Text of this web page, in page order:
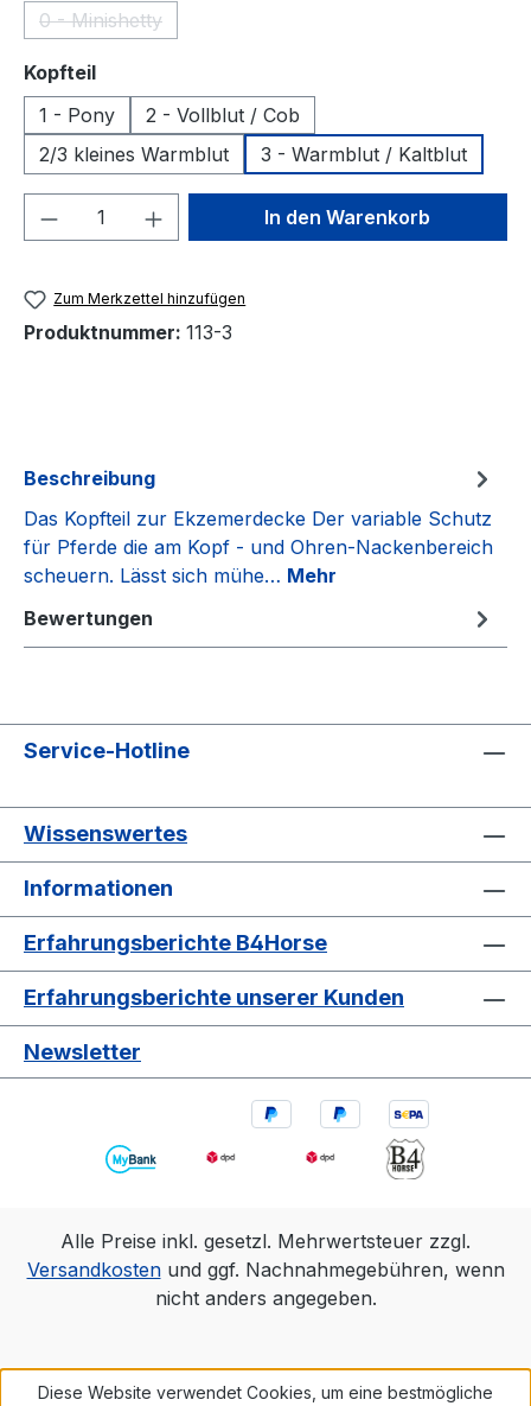
0 - Minishetty
(Diese Option ist zurzeit nicht verfügbar.)
Kopfteilauswählen
1 - Pony
2 - Vollblut / Cob
2/3 kleines Warmblut
3 - Warmblut / Kaltblut
Produkt Anzahl: Gib denIn den Warenkorb
Zum Merkzettel hinzufügen
Produktnummer: 113-3
Beschreibung
Das Kopfteil zur Ekzemerdecke Der variable Schutz
für Pferde die am Kopf - und Ohren-Nackenbereich
scheuern. Lässt sich mühe… Mehr
Bewertungen
Service-Hotline
Wissenswertes
Informationen
Erfahrungsberichte B4Horse
Erfahrungsberichte unserer Kunden
Newsletter
Alle Preise inkl. gesetzl. Mehrwertsteuer zzgl.
Versandkostenund ggf. Nachnahmegebühren, wenn
nicht anders angegeben.
Diese Website verwendet Cookies, um eine bestmögliche